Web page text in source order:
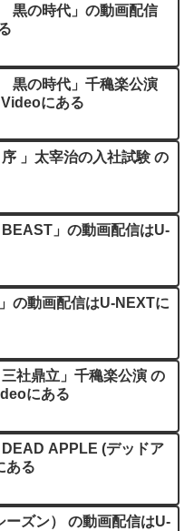
黒の時代」の動画配信
黒の時代」千穐楽公演
にある
」太宰治の入社試験 の
」の動画配信はU-
の動画配信はU-NEXTに
社鼎立」千穐楽公演 の
にある
APPLE (デッドア
ある
ズン） の動画配信はU-